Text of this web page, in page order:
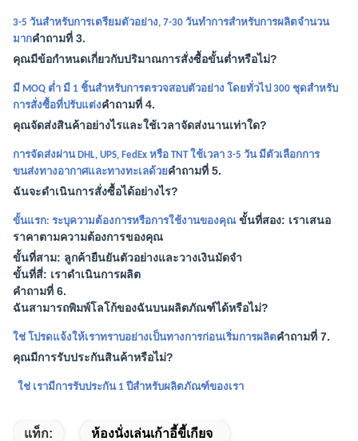
3-5 วันสำหรับการเตรียมตัวอย่าง, 7-30 วันทำการสำหรับการผลิตจำนวน
มากคำถามที่ 3.
คุณมีข้อกำหนดเกี่ยวกับปริมาณการสั่งซื้อขั้นต่ำหรือไม่?
มี MOQ ต่ำ มี 1 ชิ้นสำหรับการตรวจสอบตัวอย่าง โดยทั่วไป 300 ชุดสำหรับ
การสั่งซื้อที่ปรับแต่งคำถามที่ 4.
คุณจัดส่งสินค้าอย่างไรและใช้เวลาจัดส่งนานเท่าใด?
การจัดส่งผ่าน DHL, UPS, FedEx หรือ TNT ใช้เวลา 3-5 วัน มีตัวเลือกการ
ขนส่งทางอากาศและทางทะเลด้วยคำถามที่ 5.
ฉันจะดำเนินการสั่งซื้อได้อย่างไร?
ขั้นแรก: ระบุความต้องการหรือการใช้งานของคุณขั้นที่สอง: เราเสนอ
ราคาตามความต้องการของคุณ
ขั้นที่สาม: ลูกค้ายืนยันตัวอย่างและวางเงินมัดจำ
ขั้นที่สี่: เราดำเนินการผลิต
คำถามที่ 6.
ฉันสามารถพิมพ์โลโก้ของฉันบนผลิตภัณฑ์ได้หรือไม่?
ใช่ โปรดแจ้งให้เราทราบอย่างเป็นทางการก่อนเริ่มการผลิตคำถามที่ 7.
คุณมีการรับประกันสินค้าหรือไม่?
ใช่ เรามีการรับประกัน 1 ปีสำหรับผลิตภัณฑ์ของเรา
แท็ก: ห้องนั่งเล่นเก้าอี้ขี้เกียจ